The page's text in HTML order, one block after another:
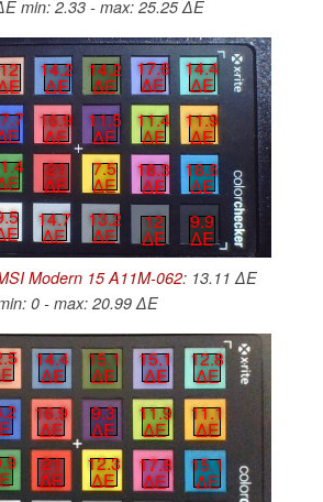
min: 2.33 - max: 25.25 ∆E
14.2
∆E
14.2
∆E
17.6
∆E
14.4
∆E
16.9
∆E
11.5
∆E
11.4
∆E
11.9
∆E
21
∆E
7.5
∆E
18.3
∆E
18.6
∆E
14.7
∆E
13.2
∆E
12
∆E
9.9
∆E
Modern 15 A11M-062: 13.11 ∆E
0 - max: 20.99 ∆E
14.4
∆E
15.1
∆E
15.1
∆E
12.8
∆E
16.9
∆E
9.3
∆E
11.9
∆E
11.1
∆E
21
∆E
12.3
∆E
17.8
∆E
15.1
∆E